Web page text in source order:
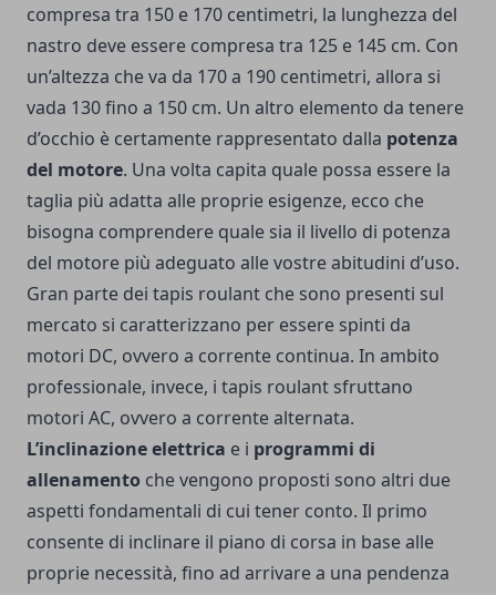
compresa tra 150 e 170 centimetri, la lunghezza del
nastro deve essere compresa tra 125 e 145 cm. Con
un’altezza che va da 170 a 190 centimetri, allora si
vada 130 fino a 150 cm. Un altro elemento da tenere
d’occhio è certamente rappresentato dalla potenza
del motore. Una volta capita quale possa essere la
taglia più adatta alle proprie esigenze, ecco che
bisogna comprendere quale sia il livello di potenza
del motore più adeguato alle vostre abitudini d’uso.
Gran parte dei tapis roulant che sono presenti sul
mercato si caratterizzano per essere spinti da
motori DC, ovvero a corrente continua. In ambito
professionale, invece, i tapis roulant sfruttano
motori AC, ovvero a corrente alternata.
L’inclinazione elettrica e i programmi di
allenamento che vengono proposti sono altri due
aspetti fondamentali di cui tener conto. Il primo
consente di inclinare il piano di corsa in base alle
proprie necessità, fino ad arrivare a una pendenza